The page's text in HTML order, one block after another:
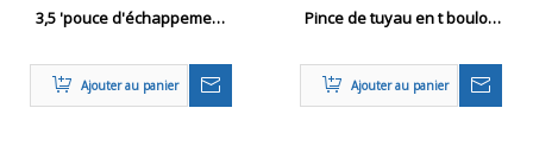
3,5 'pouce d'échappement
de crosse steel en acier
inoxydable
Ajouter au panier
Pince de tuyau en t boulon
Ajouter au panier